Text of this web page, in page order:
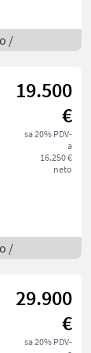
/
19.500
€
sa 20% PDV-
a
16.250 €
neto
/
29.900
€
sa 20% PDV-